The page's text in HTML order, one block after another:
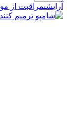
آرایشیمراقبت از مو